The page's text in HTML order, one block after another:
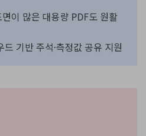
이 많은 대용량 PDF도 원활
기반 주석·측정값 공유 지원